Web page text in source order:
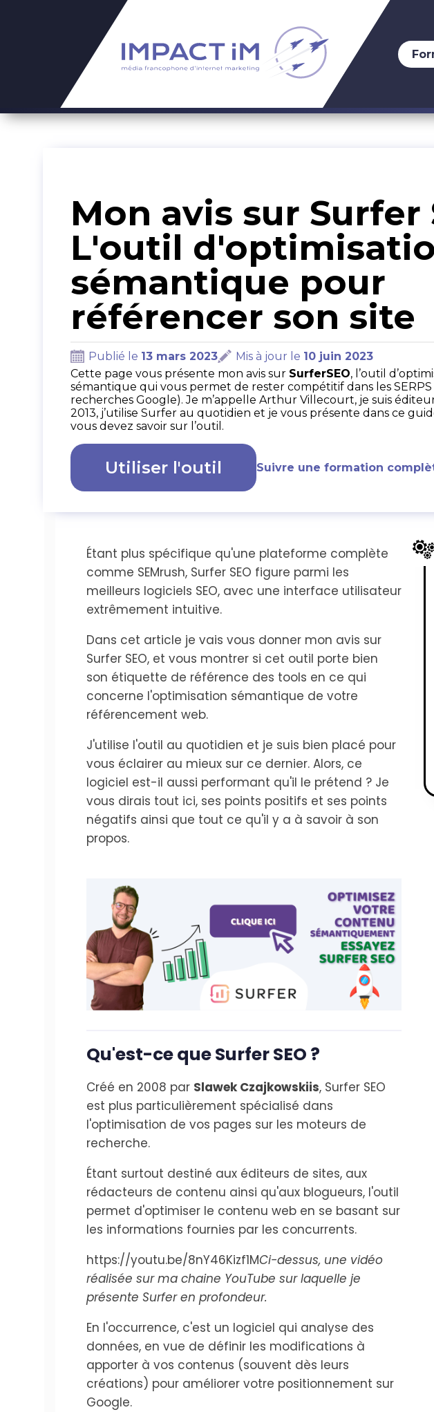
Mon avis sur Surfer
L'outil
sémantique pour
référencer son site
Publié le 13 mars 2023 Mis à jour le 10 juin 2023
Cette page vous présente mon avis sur SurferSEO, l’outil
sémantique qui vous permet de rester compétitif dans les
recherches Google). Je m’appelle Arthur Villecourt, je suis
2013, j’utilise Surfer au quotidien et je vous présente dans ce
vous devez savoir sur l’outil.
Utiliser l'outil Suivre une formation
Étant plus spécifique qu'une plateforme complète
comme SEMrush, Surfer SEO figure parmi les
meilleurs logiciels SEO, avec une interface utilisateur
extrêmement intuitive.
Dans cet article je vais vous donner mon avis sur
Surfer SEO, et vous montrer si cet outil porte bien
son étiquette de référence des tools en ce qui
concerne l'optimisation sémantique de votre
référencement web.
J'utilise l'outil au quotidien et je suis bien placé pour
vous éclairer au mieux sur ce dernier. Alors, ce
logiciel est-il aussi performant qu'il le prétend ? Je
vous dirais tout ici, ses points positifs et ses points
négatifs ainsi que tout ce qu'il y a à savoir à son
propos.
Qu'est-ce que Surfer SEO ?
Créé en 2008 par Slawek Czajkowskiis, Surfer SEO
est plus particulièrement spécialisé dans
l'optimisation de vos pages sur les moteurs de
recherche.
Étant surtout destiné aux éditeurs de sites, aux
rédacteurs de contenu ainsi qu'aux blogueurs, l'outil
permet d'optimiser le contenu web en se basant sur
les informations fournies par les concurrents.
https://youtu.be/8nY46Kizf1MCi-dessus, une vidéo
réalisée sur ma chaine YouTube sur laquelle je
présente Surfer en profondeur.
En l'occurrence, c'est un logiciel qui analyse des
données, en vue de définir les modifications à
apporter à vos contenus (souvent dès leurs
créations) pour améliorer votre positionnement sur
Google.